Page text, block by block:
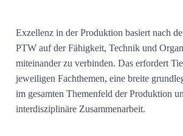
Exzellenz in der Produktion basiert nach
PTW auf der Fähigkeit, Technik und
miteinander zu verbinden. Das erfordert
jeweiligen Fachthemen, eine breite
im gesamten Themenfeld der Produktion
interdisziplinäre Zusammenarbeit.